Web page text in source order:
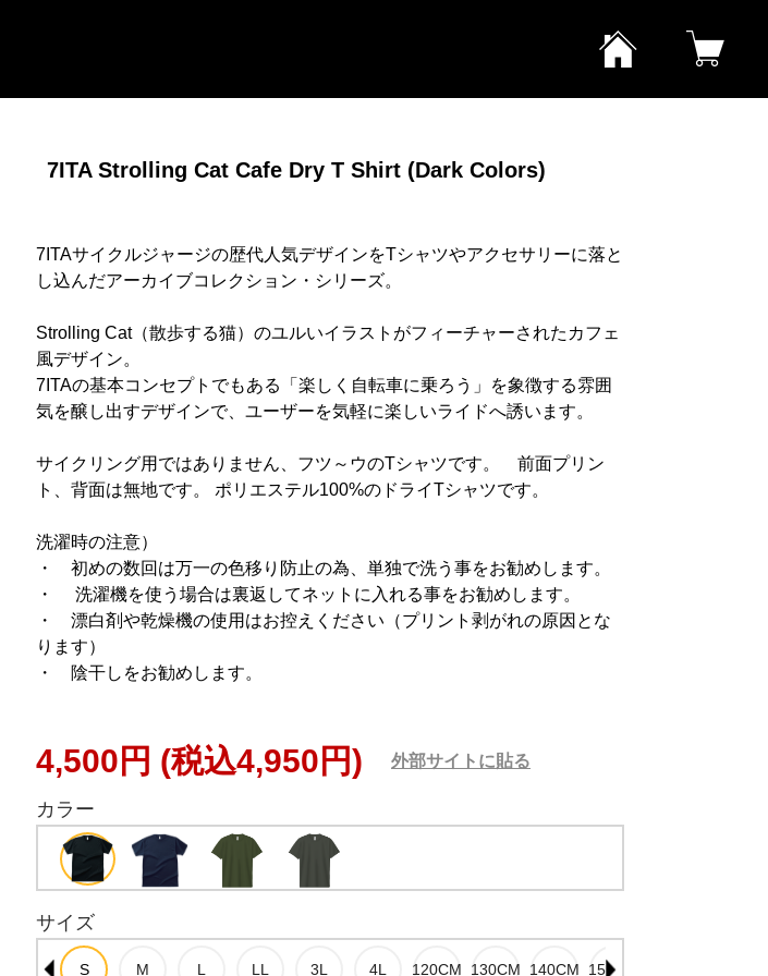
7ITA Strolling Cat Cafe Dry T Shirt (Dark Colors)
7ITAサイクルジャージの歴代人気デザインをTシャツやアクセサリーに落と
し込んだアーカイブコレクション・シリーズ。
Strolling Cat（散歩する猫）のユルいイラストがフィーチャーされたカフェ
風デザイン。
7ITAの基本コンセプトでもある「楽しく自転車に乗ろう」を象徴する雰囲
気を醸し出すデザインで、ユーザーを気軽に楽しいライドへ誘います。
サイクリング用ではありません、フツ～ウのTシャツです。 前面プリン
ト、背面は無地です。 ポリエステル100%のドライTシャツです。
洗濯時の注意）
・ 初めの数回は万一の色移り防止の為、単独で洗う事をお勧めします。
・ 洗濯機を使う場合は裏返してネットに入れる事をお勧めします。
・ 漂白剤や乾燥機の使用はお控えください（プリント剥がれの原因とな
ります）
・ 陰干しをお勧めします。
4,500円 (税込4,950円) 外部サイトに貼る
カラー
サイズ